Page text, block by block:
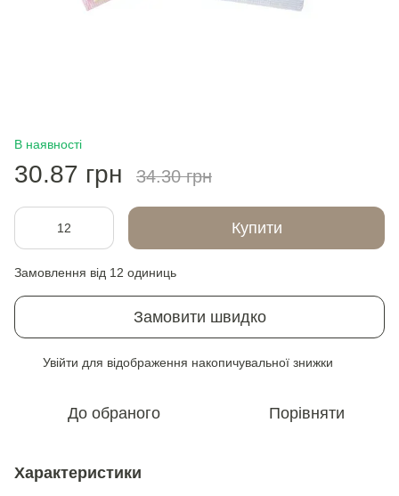
В наявності
30.87 грн 34.30 грн
Купити
Замовлення від 12 одиниць
Замовити швидко
Увійти для відображення накопичувальної знижки
До обраного Порівняти
Характеристики